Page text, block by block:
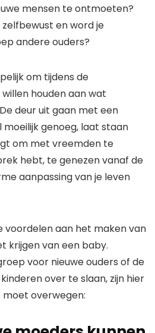
mensen te ontmoeten?
en word je
andere ouders?
om tijdens de
houden aan wat
deur uit gaan met een
genoeg, laat staan
om met vreemden te
hebt, te genezen vanaf de
aanpassing van je leven
voordelen aan het maken van
krijgen van een baby.
voor nieuwe ouders of de
over te slaan, zijn hier
moet overwegen: